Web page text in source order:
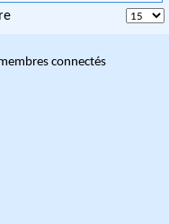
connectés